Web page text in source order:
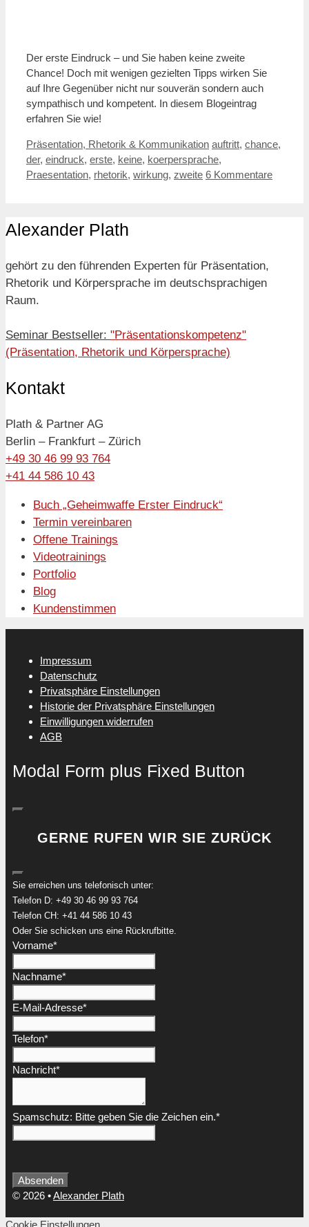
Der erste Eindruck – und Sie haben keine zweite
Chance! Doch mit wenigen gezielten Tipps wirken Sie
auf Ihre Gegenüber nicht nur souverän sondern auch
sympathisch und kompetent. In diesem Blogeintrag
erfahren Sie wie!
Kategorien
Präsentation, Rhetorik & Kommunikation Schlagwörter
auftritt, chance,
der, eindruck, erste, keine, koerpersprache,
Praesentation, rhetorik, wirkung, zweite 6 Kommentare
Alexander Plath
gehört zu den führenden Experten für Präsentation,
Rhetorik und Körpersprache im deutschsprachigen
Raum.
Seminar Bestseller: "Präsentationskompetenz"
(Präsentation, Rhetorik und Körpersprache)
Kontakt
Plath & Partner AG
Berlin – Frankfurt – Zürich
+49 30 46 99 93 764
+41 44 586 10 43
Buch „Geheimwaffe Erster Eindruck“
Termin vereinbaren
Offene Trainings
Videotrainings
Portfolio
Blog
Kundenstimmen
Impressum
Datenschutz
Privatsphäre Einstellungen
Historie der Privatsphäre Einstellungen
Einwilligungen widerrufen
AGB
Modal Form plus Fixed Button
GERNE RUFEN WIR SIE ZURÜCK
Sie erreichen uns telefonisch unter:
Telefon D: +49 30 46 99 93 764
Telefon CH: +41 44 586 10 43
Oder Sie schicken uns eine Rückrufbitte.
Vorname*
Nachname*
E-Mail-Adresse*
Telefon*
Nachricht*
Spamschutz: Bitte geben Sie die Zeichen ein.*
Absenden
Business
© 2026 •Alexander Plath
Cookie Einstellungen